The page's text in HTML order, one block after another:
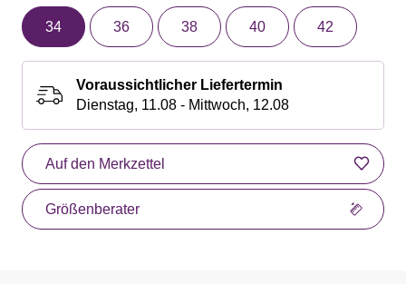
34 36 38 40 42
Voraussichtlicher Liefertermin
Dienstag, 11.08 - Mittwoch, 12.08
Auf den Merkzettel
Größenberater